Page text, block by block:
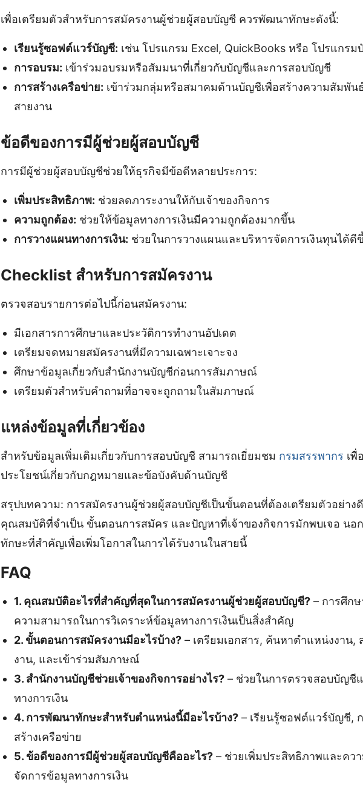
เพื่อเตรียมตัวสำหรับการสมัครงานผู้ช่วยผู้สอบบัญชี ควรพัฒนาทักษะดังนี้:
เรียนรู้ซอฟต์แวร์บัญชี: เช่น โปรแกรม Excel, QuickBooks หรือ โปรแกร
การอบรม: เข้าร่วมอบรมหรือสัมมนาที่เกี่ยวกับบัญชีและการสอบบัญชี
การสร้างเครือข่าย: เข้าร่วมกลุ่มหรือสมาคมด้านบัญชีเพื่อสร้างความสัมพัน
สายงาน
ข้อดีของการมีผู้ช่วยผู้สอบบัญชี
การมีผู้ช่วยผู้สอบบัญชีช่วยให้ธุรกิจมีข้อดีหลายประการ:
เพิ่มประสิทธิภาพ: ช่วยลดภาระงานให้กับเจ้าของกิจการ
ความถูกต้อง: ช่วยให้ข้อมูลทางการเงินมีความถูกต้องมากขึ้น
การวางแผนทางการเงิน: ช่วยในการวางแผนและบริหารจัดการเงินทุนได้ดี
Checklist สำหรับการสมัครงาน
ตรวจสอบรายการต่อไปนี้ก่อนสมัครงาน:
มีเอกสารการศึกษาและประวัติการทำงานอัปเดต
เตรียมจดหมายสมัครงานที่มีความเฉพาะเจาะจง
ศึกษาข้อมูลเกี่ยวกับสำนักงานบัญชีก่อนการสัมภาษณ์
เตรียมตัวสำหรับคำถามที่อาจจะถูกถามในสัมภาษณ์
แหล่งข้อมูลที่เกี่ยวข้อง
สำหรับข้อมูลเพิ่มเติมเกี่ยวกับการสอบบัญชี สามารถเยี่ยมชม กรมสรรพากร เพื่
ประโยชน์เกี่ยวกับกฎหมายและข้อบังคับด้านบัญชี
สรุปบทความ: การสมัครงานผู้ช่วยผู้สอบบัญชีเป็นขั้นตอนที่ต้องเตรียมตัวอย่าง
คุณสมบัติที่จำเป็น ขั้นตอนการสมัคร และปัญหาที่เจ้าของกิจการมักพบเจอ น
ทักษะที่สำคัญเพื่อเพิ่มโอกาสในการได้รับงานในสายนี้
FAQ
1. คุณสมบัติอะไรที่สำคัญที่สุดในการสมัครงานผู้ช่วยผู้สอบบัญชี?– การศึก
ความสามารถในการวิเคราะห์ข้อมูลทางการเงินเป็นสิ่งสำคัญ
2. ขั้นตอนการสมัครงานมีอะไรบ้าง?– เตรียมเอกสาร, ค้นหาตำแหน่งงาน,
งาน, และเข้าร่วมสัมภาษณ์
3. สำนักงานบัญชีช่วยเจ้าของกิจการอย่างไร?– ช่วยในการตรวจสอบบัญชี
ทางการเงิน
4. การพัฒนาทักษะสำหรับตำแหน่งนี้มีอะไรบ้าง?– เรียนรู้ซอฟต์แวร์บัญชี,
สร้างเครือข่าย
5. ข้อดีของการมีผู้ช่วยผู้สอบบัญชีคืออะไร?– ช่วยเพิ่มประสิทธิภาพและคว
จัดการข้อมูลทางการเงิน